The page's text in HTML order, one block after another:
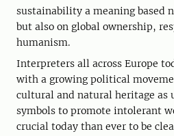
sustainability a meaning based
but also on global ownership,
humanism.
Interpreters all across Europe
with a growing political
cultural and natural heritage
symbols to promote intolerant
crucial today than ever to be